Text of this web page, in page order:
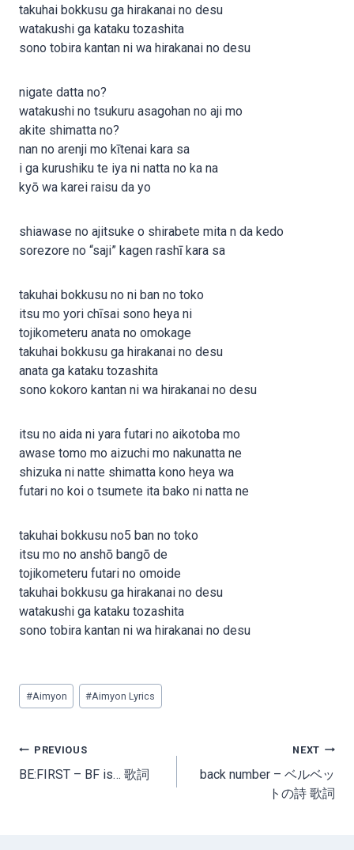
takuhai bokkusu ga hirakanai no desu
watakushi ga kataku tozashita
sono tobira kantan ni wa hirakanai no desu
nigate datta no?
watakushi no tsukuru asagohan no aji mo
akite shimatta no?
nan no arenji mo kītenai kara sa
i ga kurushiku te iya ni natta no ka na
kyō wa karei raisu da yo
shiawase no ajitsuke o shirabete mita n da kedo
sorezore no “saji” kagen rashī kara sa
takuhai bokkusu no ni ban no toko
itsu mo yori chīsai sono heya ni
tojikometeru anata no omokage
takuhai bokkusu ga hirakanai no desu
anata ga kataku tozashita
sono kokoro kantan ni wa hirakanai no desu
itsu no aida ni yara futari no aikotoba mo
awase tomo mo aizuchi mo nakunatta ne
shizuka ni natte shimatta kono heya wa
futari no koi o tsumete ita bako ni natta ne
takuhai bokkusu no5 ban no toko
itsu mo no anshō bangō de
tojikometeru futari no omoide
takuhai bokkusu ga hirakanai no desu
watakushi ga kataku tozashita
sono tobira kantan ni wa hirakanai no desu
Post
Tags:
#Aimyon #Aimyon Lyrics
Post
navigation
PREVIOUS
BE:FIRST – BF is… 歌詞
NEXT
back number – ベルベッ
トの詩 歌詞